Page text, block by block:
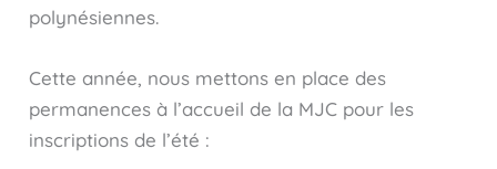
polynésiennes.
Cette année, nous mettons en place des
permanences à l’accueil de la MJC pour les
inscriptions de l’été :